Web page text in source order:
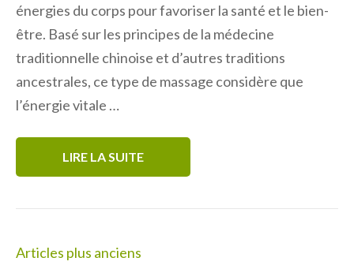
énergies du corps pour favoriser la santé et le bien-
être. Basé sur les principes de la médecine
traditionnelle chinoise et d’autres traditions
ancestrales, ce type de massage considère que
l’énergie vitale …
LIRE LA SUITE
Navigation
Articles plus anciens